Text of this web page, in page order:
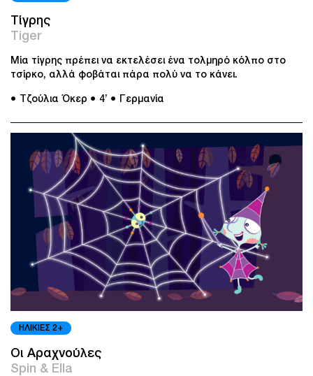
Τίγρης
Tiger
Μία τίγρης πρέπει να εκτελέσει ένα τολμηρό κόλπο στο
τσίρκο, αλλά φοβάται πάρα πολύ να το κάνει.
● Τζούλια Όκερ ● 4’ ● Γερμανία
ΗΛΙΚΙΕΣ 2+
Οι Αραχνούλες
Spin & Ella